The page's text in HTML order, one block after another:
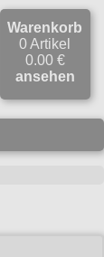
Warenkorb
0 Artikel
0.00 €
ansehen